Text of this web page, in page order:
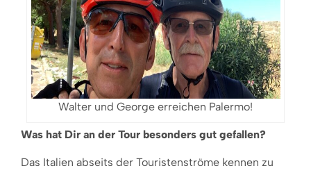
Walter und George erreichen Palermo!
Was hat Dir an der Tour besonders gut gefallen?
Das Italien abseits der Touristenströme kennen zu